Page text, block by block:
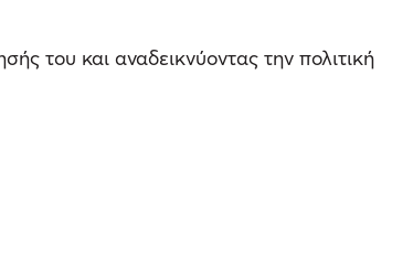
του και αναδεικνύοντας την πολιτική